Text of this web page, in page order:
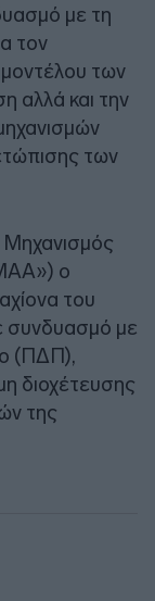
με τη
τον
των
αλλά και την
των
Μηχανισμός
ο
του
συνδυασμό με
(ΠΔΠ),
διοχέτευσης
της